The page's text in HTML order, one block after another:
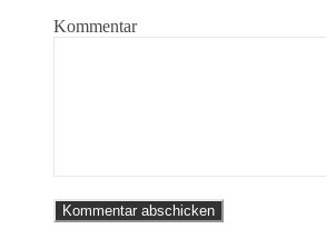
Kommentar